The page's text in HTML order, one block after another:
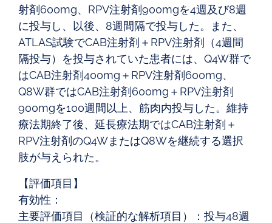
射剤600mg、RPV注射剤900mgを4週及び8週
に投与し、以後、8週間隔で投与した。また、
ATLAS試験でCAB注射剤＋RPV注射剤（4週間
隔投与）を投与されていた患者には、Q4W群で
はCAB注射剤400mg＋RPV注射剤600mg、
Q8W群ではCAB注射剤600mg＋RPV注射剤
900mgを100週間以上、筋肉内投与した。維持
療法期終了後、延長療法期ではCAB注射剤＋
RPV注射剤のQ4WまたはQ8Wを継続する選択
肢が与えられた。
【評価項目】
有効性：
主要評価項目（検証的な解析項目）：投与48週